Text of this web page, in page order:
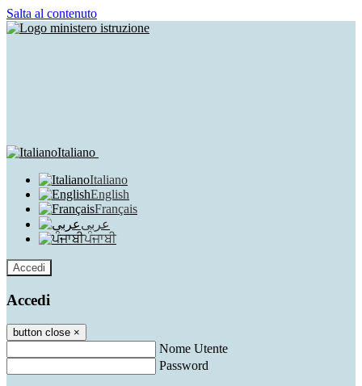
Salta al contenuto
Italiano
Italiano
English
Français
عربى
ਪੰਜਾਬੀ
Accedi
Accedi
button close ×
Nome Utente
Password